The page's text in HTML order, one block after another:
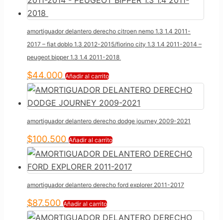
amortiguador delantero derecho citroen nemo 1.3 1.4 2011-
2017 – fiat doblo 1.3 2012-2015/fiorino city 1.3 1.4 2011-2014 –
peugeot bipper 1.3 1.4 2011-2018
$44.000 Añadir al carrito
amortiguador delantero derecho dodge journey 2009-2021
$100.500 Añadir al carrito
amortiguador delantero derecho ford explorer 2011-2017
$87.500 Añadir al carrito